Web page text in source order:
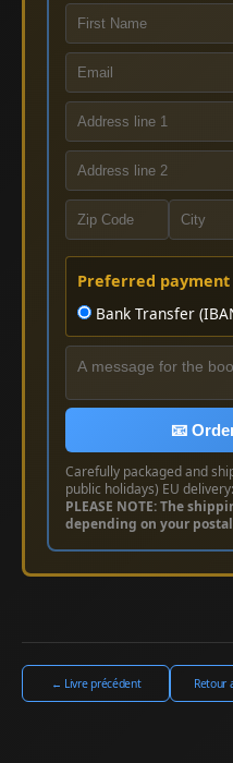
Preferred
Bank Transfer
📧
Carefully packaged and
public holidays) EU
PLEASE NOTE: The
depending on your postal
← Livre précédent Retour